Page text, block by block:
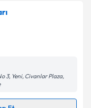
3, Yeni, Civanlar Plaza,